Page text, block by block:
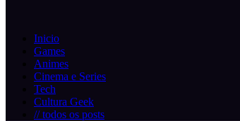
Inicio
Games
Animes
Cinema e Series
Tech
Cultura Geek
// todos os posts